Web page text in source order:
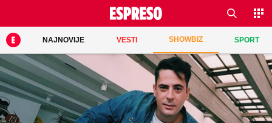
NAJNOVIJE VESTI SHOWBIZ SPORT